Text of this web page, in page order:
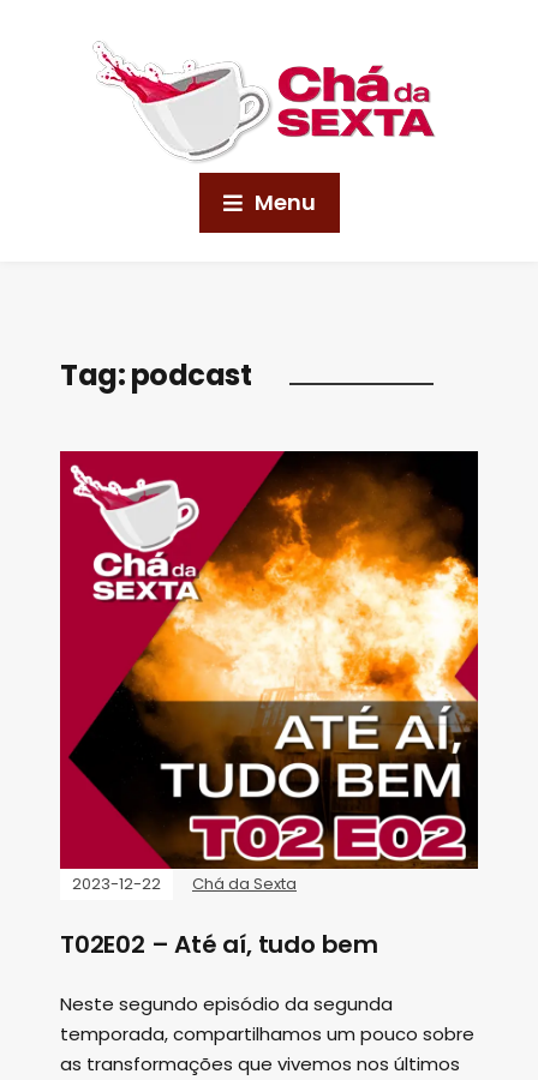
Menu
Tag:podcast
2023-12-22 Chá da Sexta
T02E02 – Até aí, tudo bem
Neste segundo episódio da segunda
temporada, compartilhamos um pouco sobre
as transformações que vivemos nos últimos